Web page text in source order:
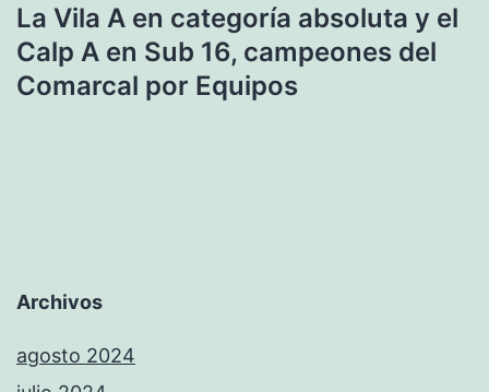
La Vila A en categoría absoluta y el
Calp A en Sub 16, campeones del
Comarcal por Equipos
Archivos
agosto 2024